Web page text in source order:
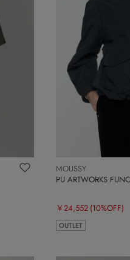
MOUSSY
PU ARTWORKS
￥24,552 (10%OFF)
OUTLET